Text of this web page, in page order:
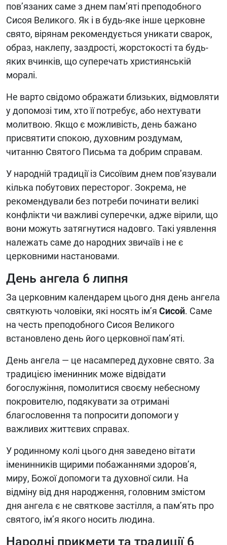
пов’язаних саме з днем пам’яті преподобного
Сисоя Великого. Як і в будь-яке інше церковне
свято, вірянам рекомендується уникати сварок,
образ, наклепу, заздрості, жорстокості та будь-
яких вчинків, що суперечать християнській
моралі.
Не варто свідомо ображати близьких, відмовляти
у допомозі тим, хто її потребує, або нехтувати
молитвою. Якщо є можливість, день бажано
присвятити спокою, духовним роздумам,
читанню Святого Письма та добрим справам.
У народній традиції із Сисоївим днем пов’язували
кілька побутових пересторог. Зокрема, не
рекомендували без потреби починати великі
конфлікти чи важливі суперечки, адже вірили, що
вони можуть затягнутися надовго. Такі уявлення
належать саме до народних звичаїв і не є
церковними настановами.
День ангела 6 липня
За церковним календарем цього дня день ангела
святкують чоловіки, які носять ім’я Сисой. Саме
на честь преподобного Сисоя Великого
встановлено день його церковної пам’яті.
День ангела — це насамперед духовне свято. За
традицією іменинник може відвідати
богослужіння, помолитися своєму небесному
покровителю, подякувати за отримані
благословення та попросити допомоги у
важливих життєвих справах.
У родинному колі цього дня заведено вітати
іменинників щирими побажаннями здоров’я,
миру, Божої допомоги та духовної сили. На
відміну від дня народження, головним змістом
дня ангела є не святкове застілля, а пам’ять про
святого, ім’я якого носить людина.
Народні прикмети та традиції 6